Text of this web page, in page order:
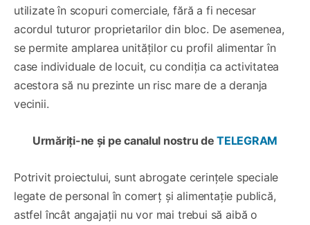
utilizate în scopuri comerciale, fără a fi necesar
acordul tuturor proprietarilor din bloc. De asemenea,
se permite amplarea unităților cu profil alimentar în
case individuale de locuit, cu condiția ca activitatea
acestora să nu prezinte un risc mare de a deranja
vecinii.
Urmăriți-ne și pe canalul nostru deTELEGRAM
Potrivit proiectului, sunt abrogate cerințele speciale
legate de personal în comerț și alimentație publică,
astfel încât angajații nu vor mai trebui să aibă o